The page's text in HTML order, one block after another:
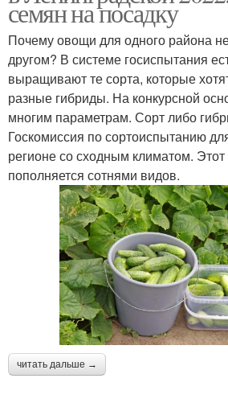
семян на посадку
Почему овощи для одного района
другом? В системе госиспытания
выращивают те сорта, которые
разные гибриды. На конкурсной
многим параметрам. Сорт либо
Госкомиссия по сортоиспытанию
регионе со сходным климатом.
пополняется сотнями видов.
читать дальше →